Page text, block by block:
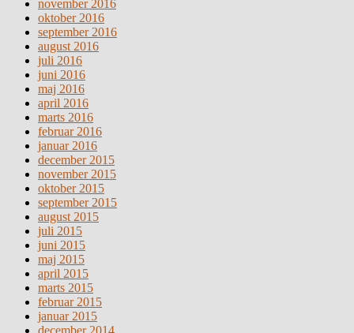
november 2016
oktober 2016
september 2016
august 2016
juli 2016
juni 2016
maj 2016
april 2016
marts 2016
februar 2016
januar 2016
december 2015
november 2015
oktober 2015
september 2015
august 2015
juli 2015
juni 2015
maj 2015
april 2015
marts 2015
februar 2015
januar 2015
december 2014